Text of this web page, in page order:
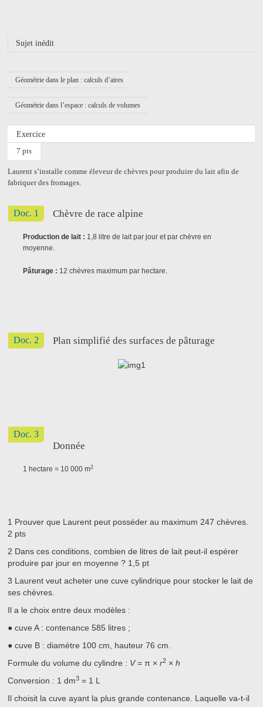
Sujet inédit
Géométrie dans le plan : calculs d’aires
Géométrie dans l’espace : calculs de volumes
Exercice
7 pts
Laurent s’installe comme éleveur de chèvres pour produire du lait afin de
fabriquer des fromages.
Doc. 1 Chèvre de race alpine
Production de lait : 1,8 litre de lait par jour et par chèvre en
moyenne.
Pâturage : 12 chèvres maximum par hectare.
Doc. 2 Plan simplifié des surfaces de pâturage
Doc. 3
Donnée
1 hectare = 10 000 m2
1 Prouver que Laurent peut posséder au maximum 247 chèvres.
2 pts
2 Dans ces conditions, combien de litres de lait peut-il espérer
produire par jour en moyenne ? 1,5 pt
3 Laurent veut acheter une cuve cylindrique pour stocker le lait de
ses chèvres.
Il a le choix entre deux modèles :
● cuve A : contenance 585 litres ;
● cuve B : diamètre 100 cm, hauteur 76 cm.
Formule du volume du cylindre : V= π ×r2 ×h
Conversion : 1 dm3 = 1 L
Il choisit la cuve ayant la plus grande contenance. Laquelle va-t-il